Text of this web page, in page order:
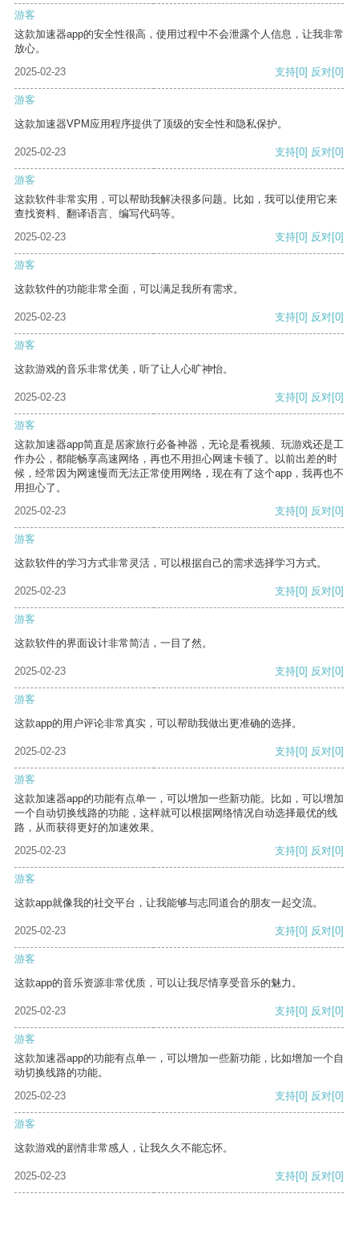
游客
这款加速器app的安全性很高，使用过程中不会泄露个人信息，让我非常
放心。
2025-02-23
支持[0] 反对[0]
游客
这款加速器VPM应用程序提供了顶级的安全性和隐私保护。
2025-02-23 支持[0] 反对[0]
游客
这款软件非常实用，可以帮助我解决很多问题。比如，我可以使用它来
查找资料、翻译语言、编写代码等。
2025-02-23
支持[0] 反对[0]
游客
这款软件的功能非常全面，可以满足我所有需求。
2025-02-23 支持[0] 反对[0]
游客
这款游戏的音乐非常优美，听了让人心旷神怡。
2025-02-23 支持[0] 反对[0]
游客
这款加速器app简直是居家旅行必备神器，无论是看视频、玩游戏还是工
作办公，都能畅享高速网络，再也不用担心网速卡顿了。以前出差的时
候，经常因为网速慢而无法正常使用网络，现在有了这个app，我再也不
用担心了。
2025-02-23
支持[0] 反对[0]
游客
这款软件的学习方式非常灵活，可以根据自己的需求选择学习方式。
2025-02-23 支持[0] 反对[0]
游客
这款软件的界面设计非常简洁，一目了然。
2025-02-23 支持[0] 反对[0]
游客
这款app的用户评论非常真实，可以帮助我做出更准确的选择。
2025-02-23 支持[0] 反对[0]
游客
这款加速器app的功能有点单一，可以增加一些新功能。比如，可以增加
一个自动切换线路的功能，这样就可以根据网络情况自动选择最优的线
路，从而获得更好的加速效果。
2025-02-23
支持[0] 反对[0]
游客
这款app就像我的社交平台，让我能够与志同道合的朋友一起交流。
2025-02-23 支持[0] 反对[0]
游客
这款app的音乐资源非常优质，可以让我尽情享受音乐的魅力。
2025-02-23 支持[0] 反对[0]
游客
这款加速器app的功能有点单一，可以增加一些新功能，比如增加一个自
动切换线路的功能。
2025-02-23
支持[0] 反对[0]
游客
这款游戏的剧情非常感人，让我久久不能忘怀。
2025-02-23 支持[0] 反对[0]